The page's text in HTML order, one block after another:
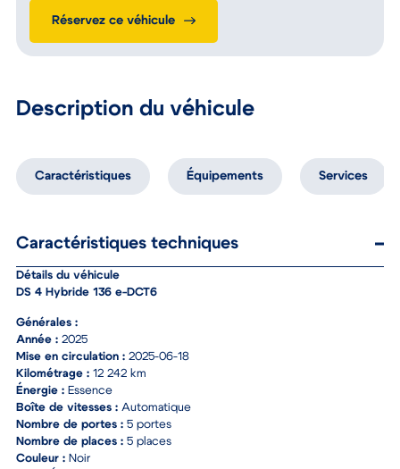
Description du véhicule
Caractéristiques Équipements Services
Caractéristiques techniques
Détails du véhicule
DS 4 Hybride 136 e-DCT6
Générales :
Année : 2025
Mise en circulation : 2025-06-18
Kilométrage : 12 242 km
Énergie : Essence
Boîte de vitesses : Automatique
Nombre de portes : 5 portes
Nombre de places : 5 places
Couleur : Noir
Réservez ce véhicule